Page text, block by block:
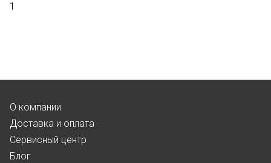
1
О компании
Доставка и оплата
Сервисный центр
Блог